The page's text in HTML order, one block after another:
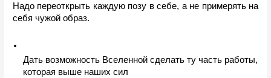
Надо переоткрыть каждую позу в себе, а не примерять на
себя чужой образ.
Дать возможность Вселенной сделать ту часть работы,
которая выше наших сил